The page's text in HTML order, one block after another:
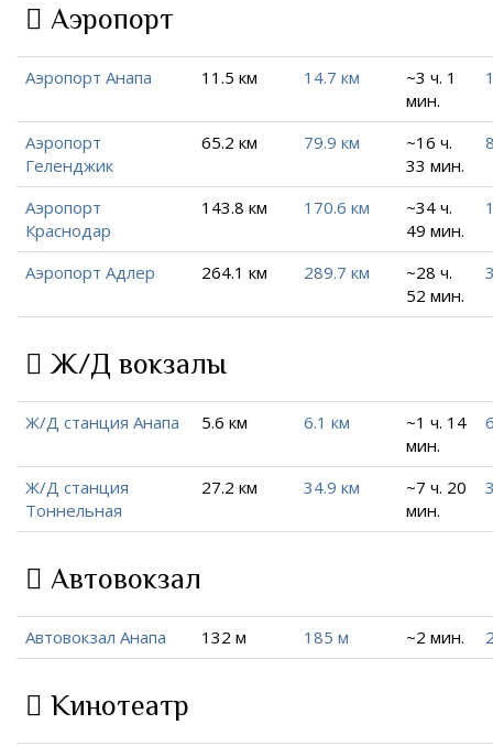
Аэропорт
Аэропорт Анапа 11.5 км 14.7 км
~3 ч. 1
мин.
Аэропорт
Геленджик
65.2 км 79.9 км
~16 ч.
33 мин.
Аэропорт
Краснодар
143.8 км 170.6 км
~34 ч.
49 мин.
Аэропорт Адлер 264.1 км 289.7 км
~28 ч.
52 мин.
Ж/Д вокзалы
Ж/Д станция Анапа 5.6 км 6.1 км
~1 ч. 14
мин.
Ж/Д станция
Тоннельная
27.2 км 34.9 км
~7 ч. 20
мин.
Автовокзал
Автовокзал Анапа 132 м 185 м ~2 мин.
Кинотеатр